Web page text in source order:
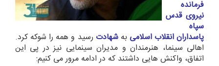
فرمانده
نیروی قدس
سپاه
پاسداران انقلاب اسلامی بهشهادت رسید و همه را شوکه کرد.
اهالی سینما، هنرمندان و مدیران سینمایی نیز در پی این
اتفاق، واکنش هایی داشتند که در ادامه مرور می کنیم: